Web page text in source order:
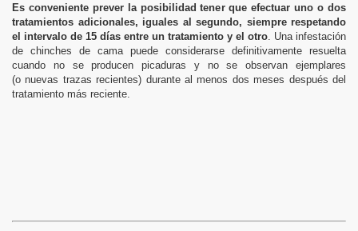
Es conveniente prever la posibilidad tener que efectuar uno o dos
tratamientos adicionales, iguales al segundo, siempre respetando
el intervalo de 15 días entre un tratamiento y el otro . Una infestación
de chinches de cama puede considerarse definitivamente resuelta
cuando no se producen picaduras y no se observan ejemplares
(onuevas trazas recientes) durante al menos dos meses después del
tratamiento más reciente.